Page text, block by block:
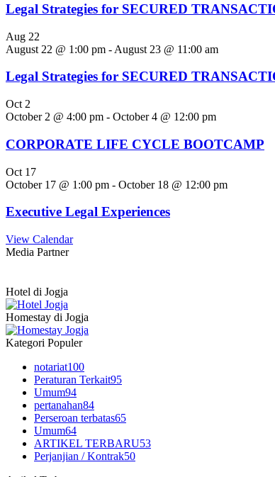
Legal Strategies for SECURED
Aug 22
August 22 @ 1:00 pm - August 23 @ 11:00 am
Legal Strategies for SECURED
Oct 2
October 2 @ 4:00 pm - October 4 @ 12:00 pm
CORPORATE LIFE CYCLE BOOTCAMP
Oct 17
October 17 @ 1:00 pm - October 18 @ 12:00 pm
Executive Legal Experiences
View Calendar
Media Partner
Hotel di Jogja
Homestay di Jogja
Kategori Populer
notariat100
Peraturan Terkait95
Umum94
pertanahan84
Perseroan terbatas65
Umum64
ARTIKEL TERBARU53
Perjanjian / Kontrak50